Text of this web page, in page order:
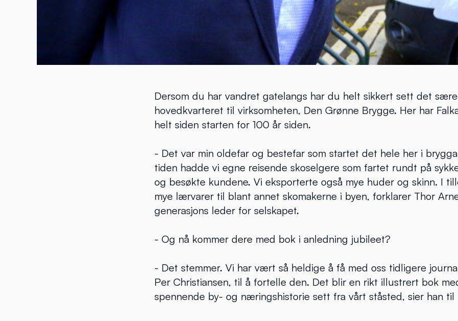
Dersom du har vandret gatelangs har du helt sikkert sett det
hovedkvarteret til virksomheten, Den Grønne Brygge. Her har
helt siden starten for 100 år siden.
- Det var min oldefar og bestefar som startet det hele her i
tiden hadde vi egne reisende skoselgere som fartet rundt på
og besøkte kundene. Vi eksporterte også mye huder og skinn. I
mye lærvarer til blant annet skomakerne i byen, forklarer Thor
generasjons leder for selskapet.
- Og nå kommer dere med bok i anledning jubileet?
- Det stemmer. Vi har vært så heldige å få med oss tidligere
Per Christiansen, til å fortelle den. Det blir en rikt illustrert bok
spennende by- og næringshistorie sett fra vårt ståsted, sier han